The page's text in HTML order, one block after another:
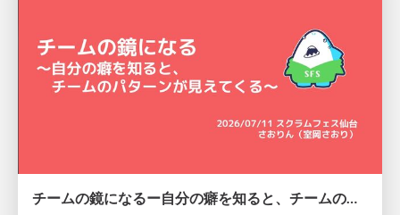
チームの鏡になるー自分の癖を知ると、チームのパターンが見えてくる@スクフェス仙台